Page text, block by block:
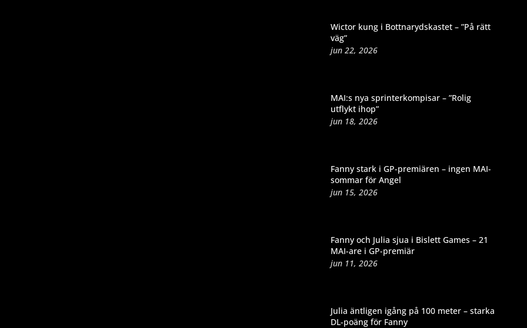
Wictor kung i Bottnarydskastet – ”På rätt
väg”
jun 22, 2026
MAI:s nya sprinterkompisar – ”Rolig
utflykt ihop”
jun 18, 2026
Fanny stark i GP-premiären – ingen MAI-
sommar för Angel
jun 15, 2026
Fanny och Julia sjua i Bislett Games – 21
MAI-are i GP-premiär
jun 11, 2026
Julia äntligen igång på 100 meter – starka
DL-poäng för Fanny